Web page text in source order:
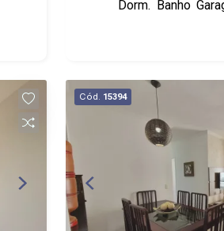
com armários; -
Jogos e Academia; -
próximo a Pacer
Complexo Esportivo,
Formaturas, Verace
Shopping e Shopping
Dorm. Banho
Cód. 15394